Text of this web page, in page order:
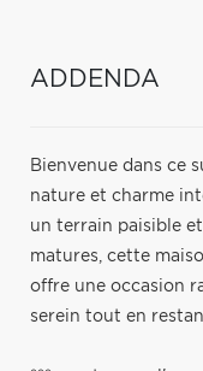
ADDENDA
Bienvenue dans ce
nature et charme
un terrain paisible
matures, cette
offre une occasion
serein tout en